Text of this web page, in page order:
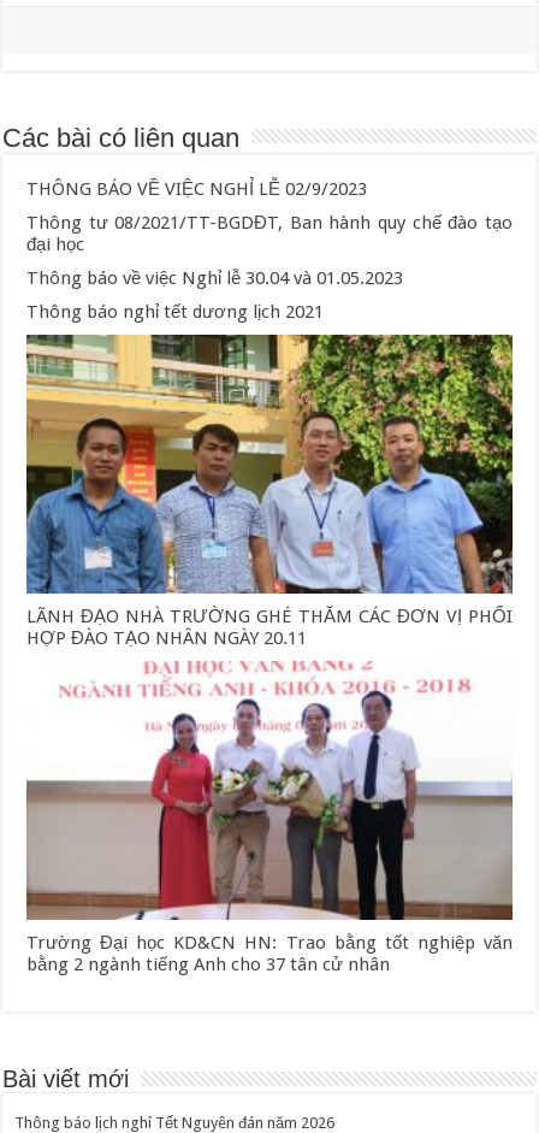
Các bài có liên quan
THÔNG BÁO VỀ VIỆC NGHỈ LỄ 02/9/2023
Thông tư 08/2021/TT-BGDĐT, Ban hành quy chế đào tạo
đại học
Thông báo về việc Nghỉ lễ 30.04 và 01.05.2023
Thông báo nghỉ tết dương lịch 2021
LÃNH ĐẠO NHÀ TRƯỜNG GHÉ THĂM CÁC ĐƠN VỊ PHỐI
HỢP ĐÀO TẠO NHÂN NGÀY 20.11
Trường Đại học KD&CN HN: Trao bằng tốt nghiệp văn
bằng 2 ngành tiếng Anh cho 37 tân cử nhân
Bài viết mới
Thông báo lịch nghỉ Tết Nguyên đán năm 2026